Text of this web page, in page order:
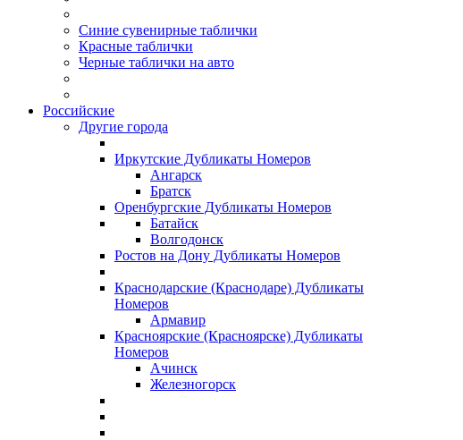
Синие сувенирные таблички
Красные таблички
Черные таблички на авто
Российские
Другие города
Иркутские Дубликаты Номеров
Ангарск
Братск
Оренбургские Дубликаты Номеров
Батайск
Волгодонск
Ростов на Дону Дубликаты Номеров
Краснодарские (Краснодаре) Дубликаты
Номеров
Армавир
Красноярские (Красноярске) Дубликаты
Номеров
Ачинск
Железногорск